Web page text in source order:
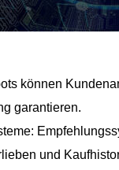
können
garantieren.
und